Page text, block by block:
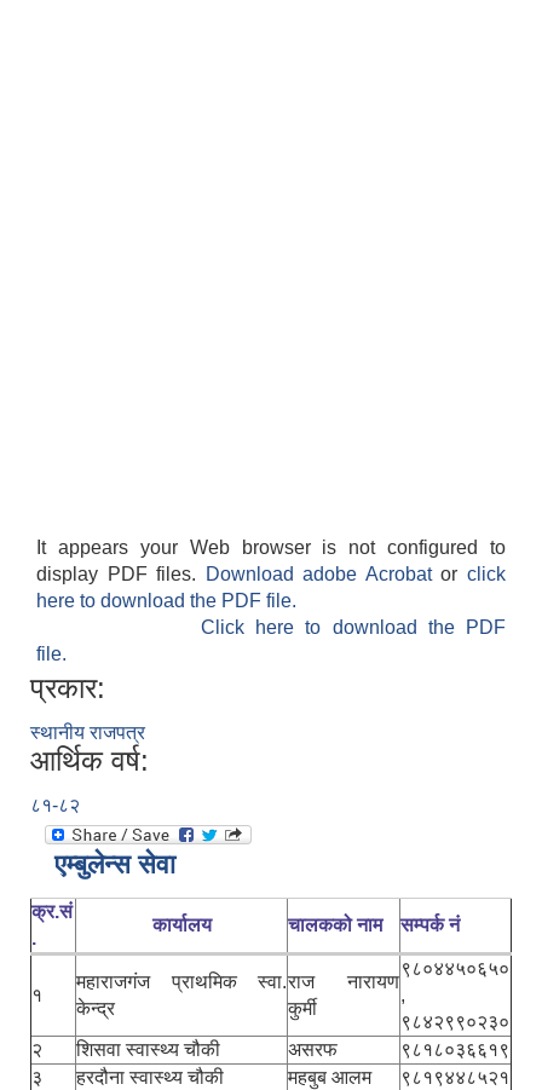
It appears your Web browser is not configured to
display PDF files.
Download adobe Acrobatorclick
here to download the PDF file.
Click here to download the PDF
file.
प्रकार:
स्थानीय राजपत्र
आर्थिक वर्ष:
८१-८२
एम्बुलेन्स सेवा
क्र.सं
.
कार्यालय चालकको नाम सम्पर्क नं
१
महाराजगंज प्राथमिक स्वा.
केन्द्र
राज नारायण
कुर्मी
९८०४४५०६५०
,
९८४२९९०२३०
२
शिसवा स्वास्थ्य चौकी असरफ
९८१८०३६६१९
३
हरदौना स्वास्थ्य चौकी महबुब आलम ९८१९४४८५२१